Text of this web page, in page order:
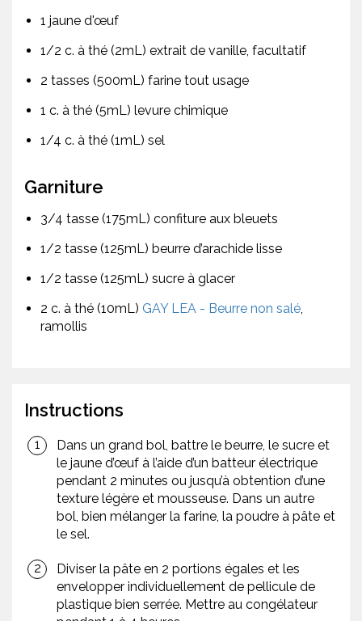
1 jaune d'œuf
1/2 c. à thé (2mL) extrait de vanille, facultatif
2 tasses (500mL) farine tout usage
1 c. à thé (5mL) levure chimique
1/4 c. à thé (1mL) sel
Garniture
3/4 tasse (175mL) confiture aux bleuets
1/2 tasse (125mL) beurre d’arachide lisse
1/2 tasse (125mL) sucre à glacer
2 c. à thé (10mL) GAY LEA - Beurre non salé,
ramollis
Instructions
Dans un grand bol, battre le beurre, le sucre et
le jaune d’œuf à l’aide d’un batteur électrique
pendant 2 minutes ou jusqu’à obtention d’une
texture légère et mousseuse. Dans un autre
bol, bien mélanger la farine, la poudre à pâte et
le sel.
Diviser la pâte en 2 portions égales et les
envelopper individuellement de pellicule de
plastique bien serrée. Mettre au congélateur